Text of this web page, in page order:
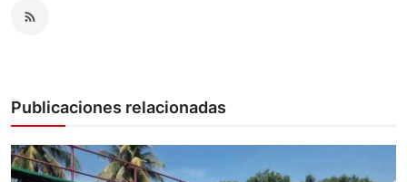
Publicaciones relacionadas